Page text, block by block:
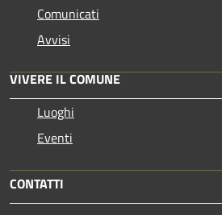
Comunicati
Avvisi
VIVERE IL COMUNE
Luoghi
Eventi
CONTATTI